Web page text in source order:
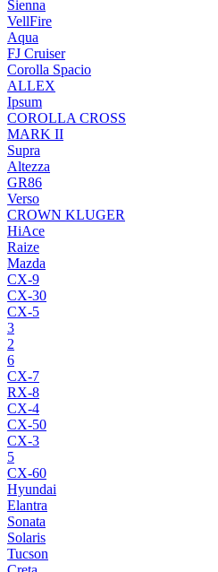
Sienna
VellFire
Aqua
FJ Cruiser
Corolla Spacio
ALLEX
Ipsum
COROLLA CROSS
MARK II
Supra
Altezza
GR86
Verso
CROWN KLUGER
HiAce
Raize
Mazda
CX-9
CX-30
CX-5
3
2
6
CX-7
RX-8
CX-4
CX-50
CX-3
5
CX-60
Hyundai
Elantra
Sonata
Solaris
Tucson